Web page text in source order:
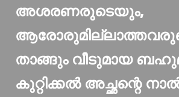
അശരണരുടെയും,
താങ്ങും വീടുമായ
കുറ്റിക്കല്‍ അച്ഛന്റെ